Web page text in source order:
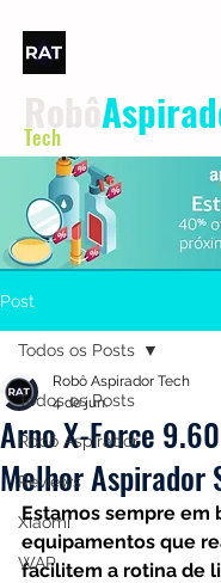
Tech
Post
Todos os Posts
Robô Aspirador
Reviews
Xiaomi
WAP
Todos os Posts
Arno X-Force
Melhor Aspirador
Robô Aspirador Tech
4 de jun.
Estamos sempre em
equipamentos que
facilitem a rotina de